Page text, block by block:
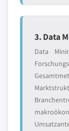
3. Data
Data